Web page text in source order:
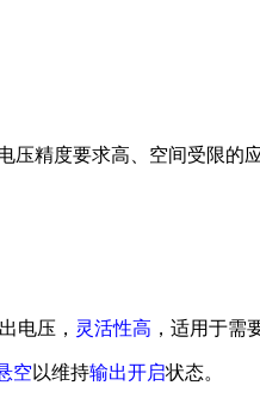
压精度要求高、空间受限的应
电压， 灵活性高 ，适用于需
空 以维持输出开启状态。